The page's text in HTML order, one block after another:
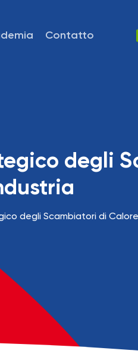
Contatto
degli
degli Scambiatori di